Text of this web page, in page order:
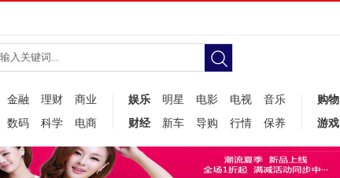
金融 理财
商业
数码 科学 电商
娱乐 明星 电影 电视
音乐
财经
新车 导购 行情 保养
购物
游戏